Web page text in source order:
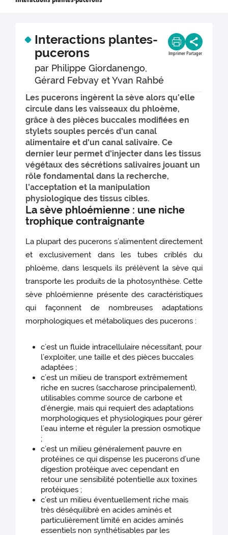
Interactions plantes-
pucerons
par Philippe Giordanengo,
Gérard Febvay et Yvan Rahbé
Imprimer Partager
Les pucerons ingèrent la sève alors qu’elle
circule dans les vaisseaux du phloème,
grâce à des pièces buccales modifiées en
stylets souples percés d'un canal
alimentaire et d'un canal salivaire. Ce
dernier leur permet d'injecter dans les tissus
végétaux des sécrétions salivaires jouant un
rôle fondamental dans la recherche,
l’acceptation et la manipulation
physiologique des tissus cibles.
La sève phloémienne : une niche
trophique contraignante
La plupart des pucerons s’alimentent directement
et exclusivement dans les tubes criblés du
phloème, dans lesquels ils prélèvent la sève qui
transporte les produits de la photosynthèse. Cette
sève phloémienne présente des caractéristiques
qui façonnent de nombreuses adaptations
morphologiques et métaboliques des pucerons :
c’est un fluide intracellulaire nécessitant, pour
l’exploiter, une taille et des pièces buccales
adaptées ;
c’est un milieu de transport extrêmement
riche en sucres (saccharose principalement),
utilisables comme source de carbone et
d’énergie, mais qui requiert des adaptations
morphologiques et physiologiques pour gérer
l’eau interne et réguler la pression osmotique
;
c’est un milieu généralement pauvre en
protéines ce qui dispense les pucerons d’une
digestion protéique avec cependant en
retour une sensibilité potentielle aux toxines
protéiques ;
c’est un milieu éventuellement riche mais
très déséquilibré en acides aminés et
particulièrement limité en acides aminés
essentiels non synthétisables par les